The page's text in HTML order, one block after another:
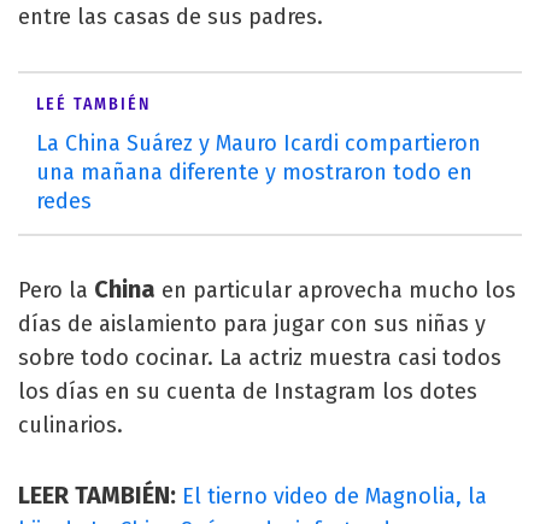
entre las casas de sus padres.
LEÉ TAMBIÉN
La China Suárez y Mauro Icardi compartieron
una mañana diferente y mostraron todo en
redes
Pero la China en particular aprovecha mucho los
días de aislamiento para jugar con sus niñas y
sobre todo cocinar. La actriz muestra casi todos
los días en su cuenta de Instagram los dotes
culinarios.
LEER TAMBIÉN: El tierno video de Magnolia, la